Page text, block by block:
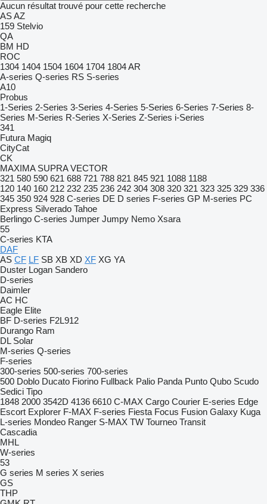
Aucun résultat trouvé pour cette recherche
ASAZ
159 Stelvio
QA
BM HD
ROC
1304 1404 1504 1604 1704 1804AR
A-series Q-series RS S-series
A10
Probus
1-Series 2-Series 3-Series 4-Series 5-Series 6-Series 7-Series 8-
Series M-Series R-Series X-Series Z-Series i-Series
341
Futura Magiq
CityCat
CK
MAXIMA SUPRA VECTOR
321 580 590 621 688 721 788 821 845 921 1088 1188
120 140 160 212 232 235 236 242 304 308 320 321 323 325 329 336
345 350 924 928 C-series DE D series F-series GP M-series PC
Express Silverado Tahoe
Berlingo C-series Jumper Jumpy Nemo Xsara
55
C-series KTA
DAF
AS CF LF SB XB XD XF XG YA
Duster Logan Sandero
D-series
Daimler
AC HC
Eagle Elite
BF D-series F2L912
Durango Ram
DL Solar
M-series Q-series
F-series
300-series 500-series 700-series
500 Doblo Ducato Fiorino Fullback Palio Panda Punto Qubo Scudo
Sedici Tipo
1848 2000 3542D 4136 6610 C-MAX Cargo Courier E-series Edge
Escort Explorer F-MAX F-series Fiesta Focus Fusion Galaxy Kuga
L-series Mondeo Ranger S-MAX TW Tourneo Transit
Cascadia
MHL
W-series
53
G series M series X series
GS
THP